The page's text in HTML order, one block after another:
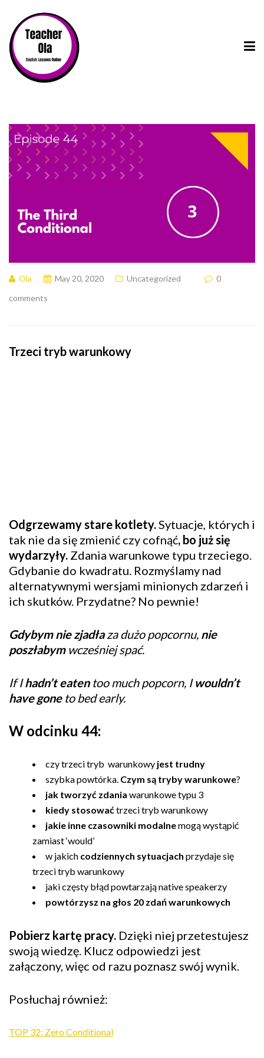
Ola May 20, 2020 Uncategorized
0
comments
Trzeci tryb warunkowy
Odgrzewamy stare kotlety.Sytuacje, których i
tak nie da się zmienić czy cofnąć, bo już się
wydarzyły. Zdania warunkowe typu trzeciego.
Gdybanie do kwadratu. Rozmyślamy nad
alternatywnymi wersjami minionych zdarzeń i
ich skutków. Przydatne? No pewnie!
Gdybym nie zjadłaza dużo popcornu, nie
poszłabym wcześniej spać.
If Ihadn’t eatentoo much popcorn, Iwouldn’t
have gone to bed early.
W odcinku 44:
czy trzeci tryb warunkowy jest trudny
szybka powtórka. Czym są tryby warunkowe?
jak tworzyć zdania warunkowe typu 3
kiedy stosowaćtrzeci tryb warunkowy
jakie inne czasowniki modalnemogą wystąpić
zamiast ‘would’
w jakich codziennych sytuacjach przydaje się
trzeci tryb warunkowy
jaki częsty błąd powtarzają native speakerzy
powtórzysz na głos 20 zdań warunkowych
Pobierz kartę pracy. Dzięki niej przetestujesz
swoją wiedzę. Klucz odpowiedzi jest
załączony, więc od razu poznasz swój wynik.
Posłuchaj również:
TOP 32: Zero Conditional